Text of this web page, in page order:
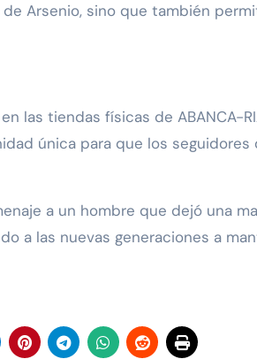
Arsenio, sino que también
tiendas físicas de ABANCA-
única para que los
a un hombre que dejó una
a las nuevas generaciones a